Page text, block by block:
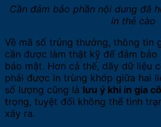
Cần đảm bảo phần nội dung đã
in thẻ cào
Về mã số trúng thưởng, thông tin
cần được làm thật kỹ để đảm
bảo mật. Hơn cả thế, dãy dữ liệu
phải được in trùng khớp giữa hai
số lượng cũng là lưu ý khi in gia
trọng, tuyệt đối không thể tình
xảy ra.